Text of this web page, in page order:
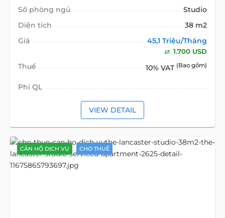
Số phòng ngủ
Studio
Diện tích
38 m2
Giá
45,1 Triệu/Tháng
1.700 USD
Thuế 10% VAT (Bao gồm)
Phí QL
VIEW DETAIL
CĂN HỘ DỊCH VỤ CHO THUÊ